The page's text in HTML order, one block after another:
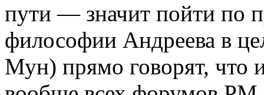
пути — значит пойти по
философии Андреева в
Мун) прямо говорят, что